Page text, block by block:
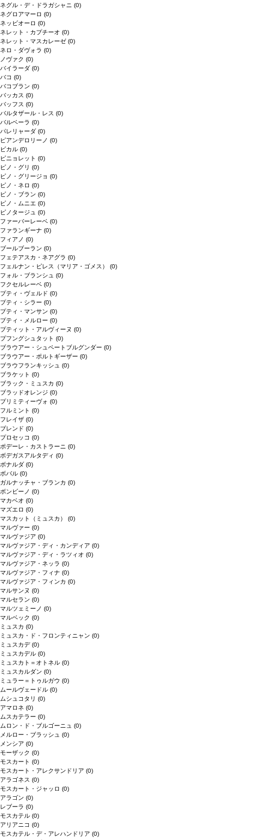
ネグル・デ・ドラガシャニ (0)
ネグロアマーロ (0)
ネッビオーロ (0)
ネレット・カプチーオ (0)
ネレット・マスカレーゼ (0)
ネロ・ダヴォラ (0)
ノヴァク (0)
バイラーダ (0)
バコ (0)
バコブラン (0)
バッカス (0)
バッフス (0)
バルタザール・レス (0)
バルベーラ (0)
パレリャーダ (0)
ピアンデロリーノ (0)
ビカル (0)
ピニョレット (0)
ピノ・グリ (0)
ピノ・グリージョ (0)
ピノ・ネロ (0)
ピノ・ブラン (0)
ピノ・ムニエ (0)
ピノタージュ (0)
ファーバーレーベ (0)
ファランギーナ (0)
フィアノ (0)
ブールブーラン (0)
フェテアスカ・ネアグラ (0)
フェルナン・ピレス（マリア・ゴメス） (0)
フォル・ブランシュ (0)
フクセルレーベ (0)
プティ・ヴェルド (0)
プティ・シラー (0)
プティ・マンサン (0)
プティ・メルロー (0)
プティット・アルヴィーヌ (0)
プフングシュタット (0)
ブラウアー・シュペートブルグンダー (0)
ブラウアー・ポルトギーザー (0)
ブラウフランキッシュ (0)
ブラケット (0)
ブラック・ミュスカ (0)
ブラッドオレンジ (0)
プリミティーヴォ (0)
フルミント (0)
フレイザ (0)
ブレンド (0)
プロセッコ (0)
ポデーレ・カストラーニ (0)
ボデガスアルタディ (0)
ボナルダ (0)
ボバル (0)
ガルナッチャ・ブランカ (0)
ボンビーノ (0)
マカベオ (0)
マズエロ (0)
マスカット（ミュスカ） (0)
マルヴァー (0)
マルヴァジア (0)
マルヴァジア・ディ・カンディア (0)
マルヴァジア・ディ・ラツィオ (0)
マルヴァジア・ネッラ (0)
マルヴァジア・フィナ (0)
マルヴァジア・フィンカ (0)
マルサンヌ (0)
マルセラン (0)
マルツェミーノ (0)
マルベック (0)
ミュスカ (0)
ミュスカ・ド・フロンティニャン (0)
ミュスカデ(0)
ミュスカデル (0)
ミュスカト＝オトネル (0)
ミュスカルダン (0)
ミュラー＝トゥルガウ (0)
ムールヴェードル (0)
ムシュコタリ (0)
アマロネ (0)
ムスカテラー (0)
ムロン・ド・ブルゴーニュ (0)
メルロー・ブラッシュ (0)
メンシア (0)
モーザック (0)
モスカート (0)
モスカート・アレクサンドリア (0)
アラゴネス (0)
モスカート・ジャッロ (0)
アラゴン (0)
レブーラ (0)
モスカテル (0)
アリアニコ (0)
モスカテル・デ・アレハンドリア (0)